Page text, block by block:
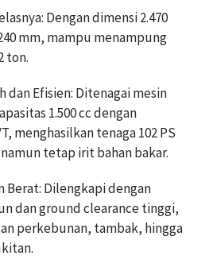
Dengan dimensi 2.470
mm, mampu menampung
ton.
dan Efisien: Ditenagai mesin
1.500 cc dengan
menghasilkan tenaga 102 PS
tetap irit bahan bakar.
Berat: Dilengkapi dengan
dan ground clearance tinggi,
perkebunan, tambak, hingga